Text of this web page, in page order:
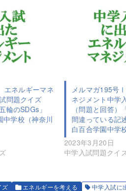
ネルギーマネ
問題クイズ
輪のSDGs」
学校（神奈川
メルマガ195
ネジメント中学
（問題と回答）
間違っている記
白百合学園中学
2023年3月20日
中学入試問題クイ
ズ エネルギーを考える 中学入試に